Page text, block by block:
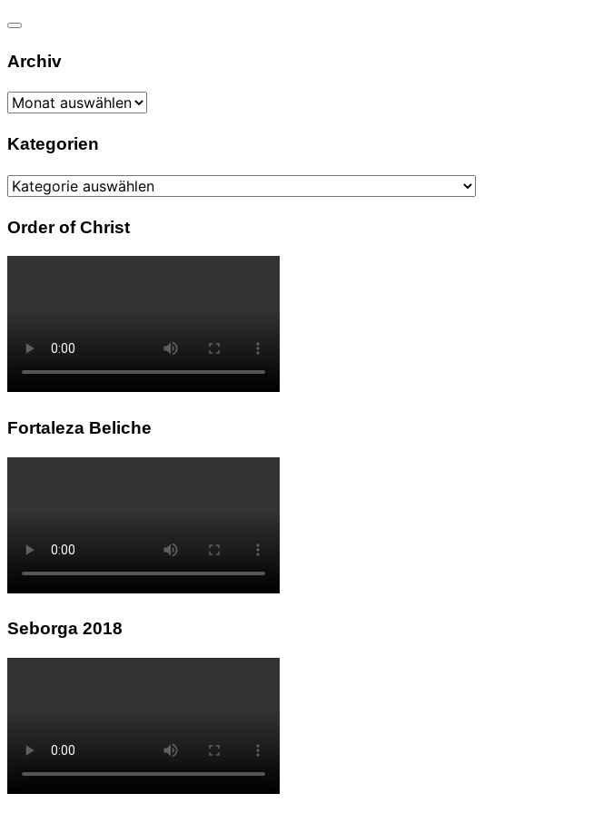
umschalten
Archiv
Archiv
Kategorien
Kategorien
Order of Christ
Fortaleza Beliche
Seborga 2018